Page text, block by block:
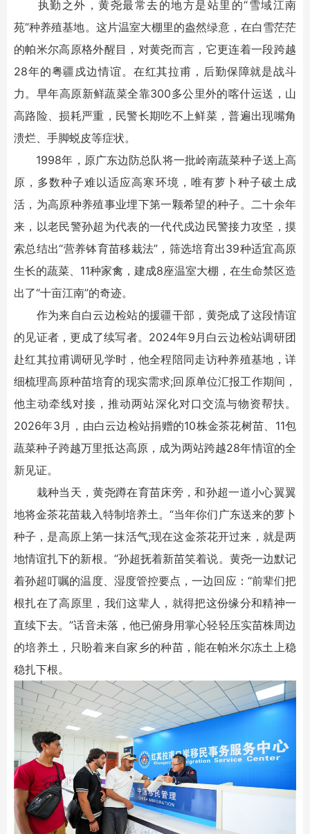
执勤之外，黄尧最常去的地方是站里的“雪域江南
苑”种养殖基地。这片温室大棚里的盎然绿意，在白雪茫茫
的帕米尔高原格外醒目，对黄尧而言，它更连着一段跨越
28年的粤疆戍边情谊。在红其拉甫，后勤保障就是战斗
力。早年高原新鲜蔬菜全靠300多公里外的喀什运送，山
高路险、损耗严重，民警长期吃不上鲜菜，普遍出现嘴角
溃烂、手脚蜕皮等症状。
1998年，原广东边防总队将一批岭南蔬菜种子送上高
原，多数种子难以适应高寒环境，唯有萝卜种子破土成
活，为高原种养殖事业埋下第一颗希望的种子。二十余年
来，以老民警孙超为代表的一代代戍边民警接力攻坚，摸
索总结出“营养钵育苗移栽法”，筛选培育出39种适宜高原
生长的蔬菜、11种家禽，建成8座温室大棚，在生命禁区造
出了“十亩江南”的奇迹。
作为来自白云边检站的援疆干部，黄尧成了这段情谊
的见证者，更成了续写者。2024年9月白云边检站调研团
赴红其拉甫调研见学时，他全程陪同走访种养殖基地，详
细梳理高原种苗培育的现实需求;回原单位汇报工作期间，
他主动牵线对接，推动两站深化对口交流与物资帮扶。
2026年3月，由白云边检站捐赠的10株金茶花树苗、11包
蔬菜种子跨越万里抵达高原，成为两站跨越28年情谊的全
新见证。
栽种当天，黄尧蹲在育苗床旁，和孙超一道小心翼翼
地将金茶花苗栽入特制培养土。“当年你们广东送来的萝卜
种子，是高原上第一抹活气;现在这金茶花开过来，就是两
地情谊扎下的新根。”孙超抚着新苗笑着说。黄尧一边默记
着孙超叮嘱的温度、湿度管控要点，一边回应：“前辈们把
根扎在了高原里，我们这辈人，就得把这份缘分和精神一
直续下去。”话音未落，他已俯身用掌心轻轻压实苗株周边
的培养土，只盼着来自家乡的种苗，能在帕米尔冻土上稳
稳扎下根。